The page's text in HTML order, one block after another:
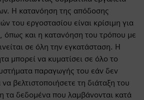
Η κατανόηση της απόδοσης
του εργοστασίου είναι κρίσιμη για
όπως και η κατανόηση του τρόπου με
σε όλη την εγκατάσταση. Η
μπορεί να κυματίσει σε όλο το
παραγωγής του εάν δεν
βελτιστοποιήσετε τη διάταξη του
τα δεδομένα που λαμβάνονται κατά